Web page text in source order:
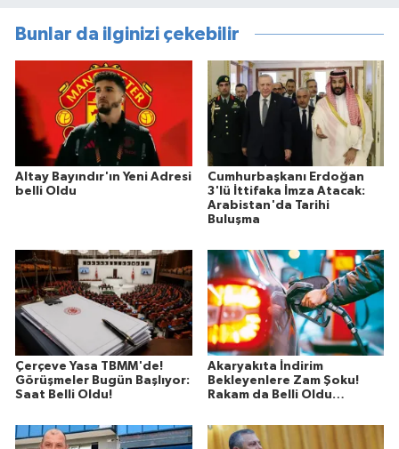
Bunlar da ilginizi çekebilir
Altay Bayındır'ın Yeni Adresi
belli Oldu
Cumhurbaşkanı Erdoğan
3'lü İttifaka İmza Atacak:
Arabistan'da Tarihi
Buluşma
Çerçeve Yasa TBMM'de!
Görüşmeler Bugün Başlıyor:
Saat Belli Oldu!
Akaryakıta İndirim
Bekleyenlere Zam Şoku!
Rakam da Belli Oldu…